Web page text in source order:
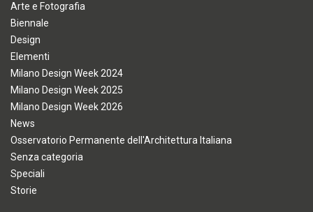
Arte e Fotografia
Biennale
Design
Elementi
Milano Design Week 2024
Milano Design Week 2025
Milano Design Week 2026
News
Osservatorio Permanente dell'Architettura Italiana
Senza categoria
Speciali
Storie